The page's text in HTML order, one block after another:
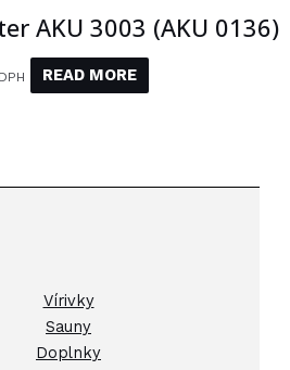
AKU 3003 (AKU 0136)
READ MORE
Vírivky
Sauny
Doplnky